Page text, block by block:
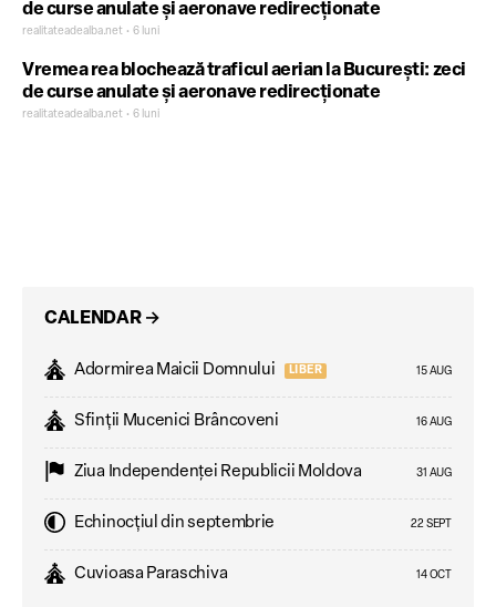
de curse anulate și aeronave redirecționate
realitateadealba.net • 6 luni
Vremea rea blochează traficul aerian la București: zeci
de curse anulate și aeronave redirecționate
realitateadealba.net • 6 luni
CALENDAR →
Adormirea Maicii Domnului LIBER 15 AUG
Sfinții Mucenici Brâncoveni 16 AUG
Ziua Independenţei Republicii Moldova 31 AUG
Echinocțiul din septembrie 22 SEPT
Cuvioasa Paraschiva 14 OCT